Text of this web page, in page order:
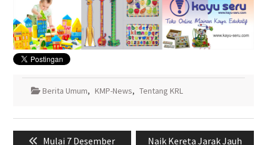
Berita Umum, KMP-News, Tentang KRL
Previous
Mulai 7 Desember Next
Naik Kereta Jarak Jauh